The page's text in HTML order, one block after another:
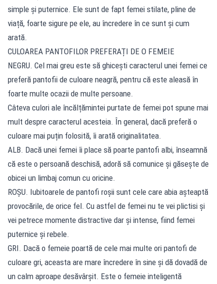
simple și puternice. Ele sunt de fapt femei stilate, pline de
viață, foarte sigure pe ele, au încredere în ce sunt și cum
arată.
CULOAREA PANTOFILOR PREFERAȚI DE O FEMEIE
NEGRU. Cel mai greu este să ghicești caracterul unei femei ce
preferă pantofii de culoare neagră, pentru că este aleasă în
foarte multe ocazii de multe persoane.
Câteva culori ale încălțămintei purtate de femei pot spune mai
mult despre caracterul acesteia. În general, dacă preferă o
culoare mai puțin folosită, îi arată originalitatea.
ALB. Dacă unei femei îi place să poarte pantofi albi, înseamnă
că este o persoană deschisă, adoră să comunice și găsește de
obicei un limbaj comun cu oricine.
ROȘU. Iubitoarele de pantofi roșii sunt cele care abia așteaptă
provocările, de orice fel. Cu astfel de femei nu te vei plictisi și
vei petrece momente distractive dar și intense, fiind femei
puternice și rebele.
GRI. Dacă o femeie poartă de cele mai multe ori pantofi de
culoare gri, aceasta are mare încredere în sine și dă dovadă de
un calm aproape desăvârșit. Este o femeie inteligentă